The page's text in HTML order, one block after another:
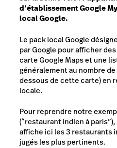
d’établissement Google
local Google.
Le pack local Google
par Google pour afficher
carte Google Maps et une
généralement au nombre
dessous de cette carte) en
locale.
Pour reprendre notre
(“restaurant indien à
affiche ici les 3 restaurants
jugés les plus pertinents.